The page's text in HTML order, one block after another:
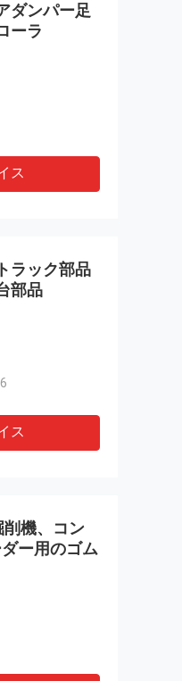
ダンパー足
ーラ
ス
ラック部品
部品
ス
削機、コン
ー用のゴム